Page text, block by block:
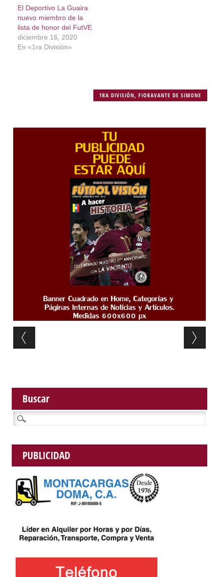
El Deportivo La Guaira
nuevo miembro de la
lista de honor del FutVE
diciembre 16, 2020
En «1ra División»
1RA DIVISIÓN,FIORAVANTE DE SIMONE
Post navigation
Buscar
Buscar:
PUBLICIDAD